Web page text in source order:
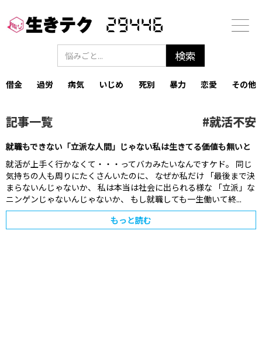
29446
借金 過労 病気 いじめ 死別 暴力 恋愛 その他
記事一覧 #就活不安
就職もできない「立派な人間」じゃない私は生きてる価値も無いと
就活が上手く行かなくて・・・ってバカみたいなんですケド。 同じ
気持ちの人も周りにたくさんいたのに、 なぜか私だけ 「最後まで決
まらないんじゃないか、 私は本当は社会に出られる様な 「立派」な
ニンゲンじゃないんじゃないか、 もし就職しても一生働いて終...
もっと読む